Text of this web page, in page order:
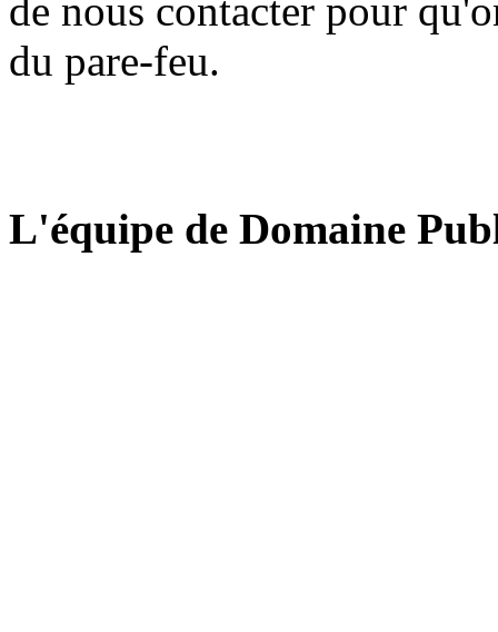
de nous contacter pour
du pare-feu.
L'équipe de Domaine